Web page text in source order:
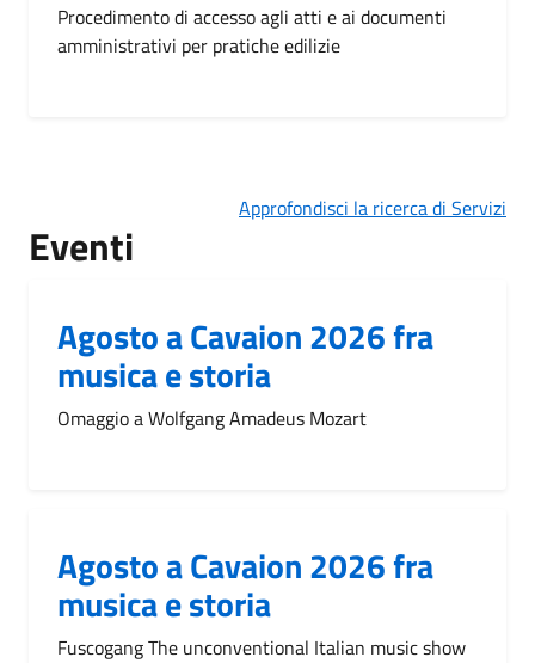
Procedimento di accesso agli atti e ai documenti
amministrativi per pratiche edilizie
Approfondisci la ricerca di Servizi
Eventi
Agosto a Cavaion 2026 fra
musica e storia
Omaggio a Wolfgang Amadeus Mozart
Agosto a Cavaion 2026 fra
musica e storia
Fuscogang The unconventional Italian music show